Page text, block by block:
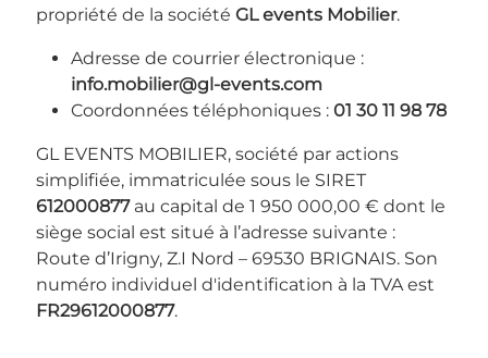
propriété de la société GL events Mobilier.
Adresse de courrier électronique :
info.mobilier@gl-events.com
Coordonnées téléphoniques : 01 30 11 98 78
GL EVENTS MOBILIER, société par actions
simplifiée, immatriculée sous le SIRET
612000877au capital de 1 950 000,00 € dont le
siège social est situé à l’adresse suivante :
Route d’Irigny, Z.I Nord – 69530 BRIGNAIS. Son
numéro individuel d'identification à la TVA est
FR29612000877.